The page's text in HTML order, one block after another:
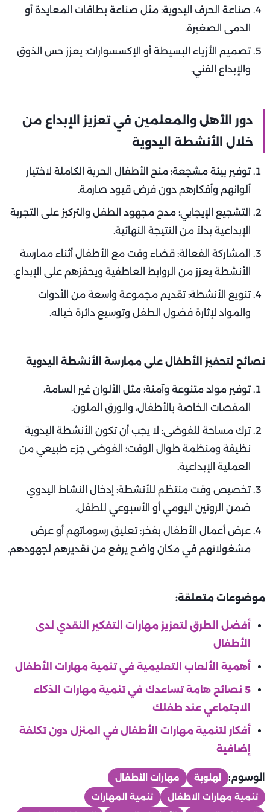
صناعة الحرف اليدوية: مثل صناعة بطاقات المعايدة أو
الدمى الصغيرة.
تصميم الأزياء البسيطة أو الإكسسوارات: يعزز حس الذوق
والإبداع الفني.
دور الأهل والمعلمين في تعزيز الإبداع من
خلال الأنشطة اليدوية
توفير بيئة مشجعة: منح الأطفال الحرية الكاملة لاختيار
ألوانهم وأفكارهم دون فرض قيود صارمة.
التشجيع الإيجابي: مدح مجهود الطفل والتركيز على التجربة
الإبداعية بدلاً من النتيجة النهائية.
المشاركة الفعالة: قضاء وقت مع الأطفال أثناء ممارسة
الأنشطة يعزز من الروابط العاطفية ويحفزهم على الإبداع.
تنويع الأنشطة: تقديم مجموعة واسعة من الأدوات
والمواد لإثارة فضول الطفل وتوسيع دائرة خياله.
نصائح لتحفيز الأطفال على ممارسة الأنشطة اليدوية
توفير مواد متنوعة وآمنة: مثل الألوان غير السامة،
المقصات الخاصة بالأطفال، والورق الملون.
ترك مساحة للفوضى: لا يجب أن تكون الأنشطة اليدوية
نظيفة ومنظمة طوال الوقت؛ الفوضى جزء طبيعي من
العملية الإبداعية.
تخصيص وقت منتظم للأنشطة: إدخال النشاط اليدوي
ضمن الروتين اليومي أو الأسبوعي للطفل.
عرض أعمال الأطفال بفخر: تعليق رسوماتهم أو عرض
مشغولاتهم في مكان واضح يرفع من تقديرهم لجهودهم.
موضوعات متعلقة:
أفضل الطرق لتعزيز مهارات التفكير النقدي لدى
الأطفال
أهمية الألعاب التعليمية في تنمية مهارات الأطفال
5 نصائح هامة تساعدك في تنمية مهارات الذكاء
الاجتماعي عند طفلك
أفكار لتنمية مهارات الأطفال في المنزل دون تكلفة
إضافية
الوسوم: لهلوبة
مهارات الأطفال
تنمية مهارات الاطفال
تنمية المهارات